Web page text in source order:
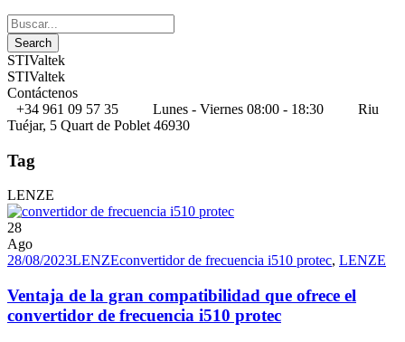
STIValtek
STIValtek
Contáctenos
+34 961 09 57 35
Lunes - Viernes 08:00 - 18:30
Riu
Tuéjar, 5 Quart de Poblet 46930
Tag
LENZE
28
Ago
28/08/2023LENZEconvertidor de frecuencia i510 protec, LENZE
Ventaja de la gran compatibilidad que ofrece el
convertidor de frecuencia i510 protec